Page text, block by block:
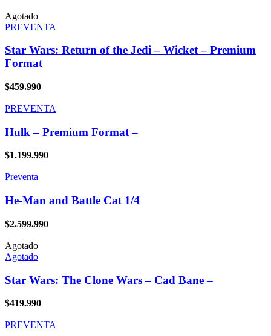
Agotado
PREVENTA
Star Wars: Return of the Jedi – Wicket – Premium
Format
$459.990
PREVENTA
Hulk – Premium Format –
$1.199.990
Preventa
He-Man and Battle Cat 1/4
$2.599.990
Agotado
Agotado
Star Wars: The Clone Wars – Cad Bane –
$419.990
PREVENTA